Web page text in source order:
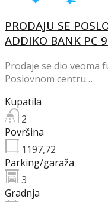
PRODAJU SE
ADDIKO BANK PC
Prodaje se dio veoma
Poslovnom centru…
Kupatila
2
Površina
1197,72
Parking/garaža
3
Gradnja